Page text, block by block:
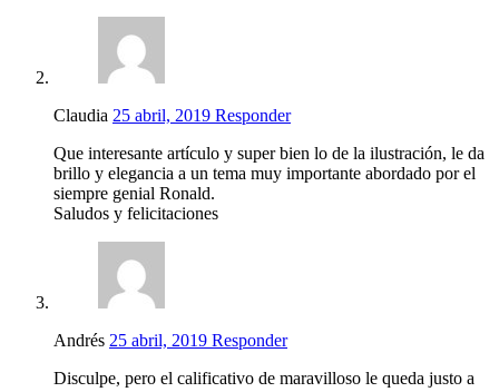
Claudia 25 abril, 2019 Responder
Que interesante artículo y super bien lo de la ilustración, le da
brillo y elegancia a un tema muy importante abordado por el
siempre genial Ronald.
Saludos y felicitaciones
Andrés 25 abril, 2019 Responder
Disculpe, pero el calificativo de maravilloso le queda justo a